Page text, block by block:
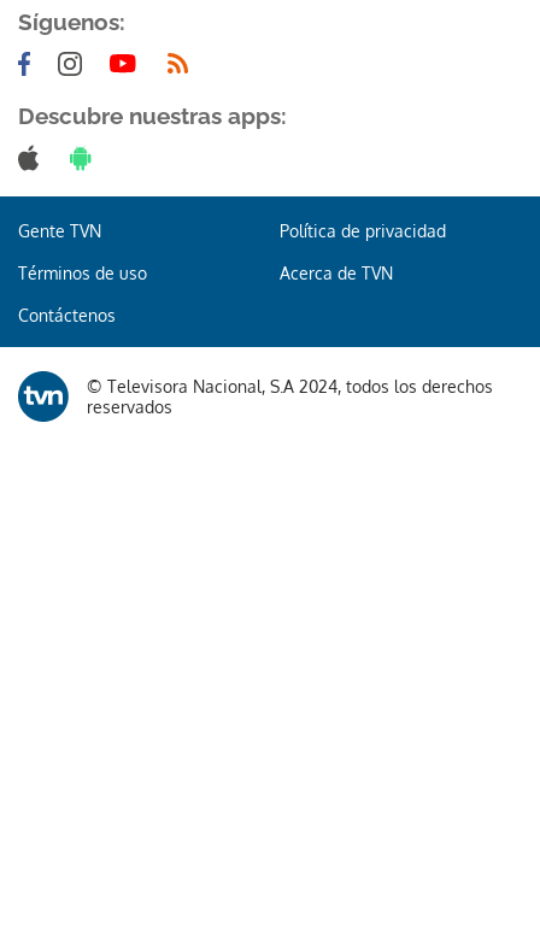
Síguenos:
Descubre nuestras apps:
Gente TVN Política de privacidad
Términos de uso Acerca de TVN
Contáctenos
© Televisora Nacional, S.A 2024, todos los derechos
reservados